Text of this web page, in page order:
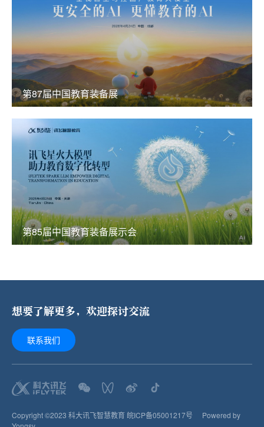
第87届中国教育装备展
第85届中国教育装备展示会
想要了解更多，欢迎探讨交流
联系我们
Copyright ©2023 科大讯飞智慧教育 皖ICP备05001217号
Powered by